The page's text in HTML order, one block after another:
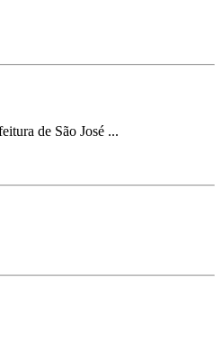
de São José ...